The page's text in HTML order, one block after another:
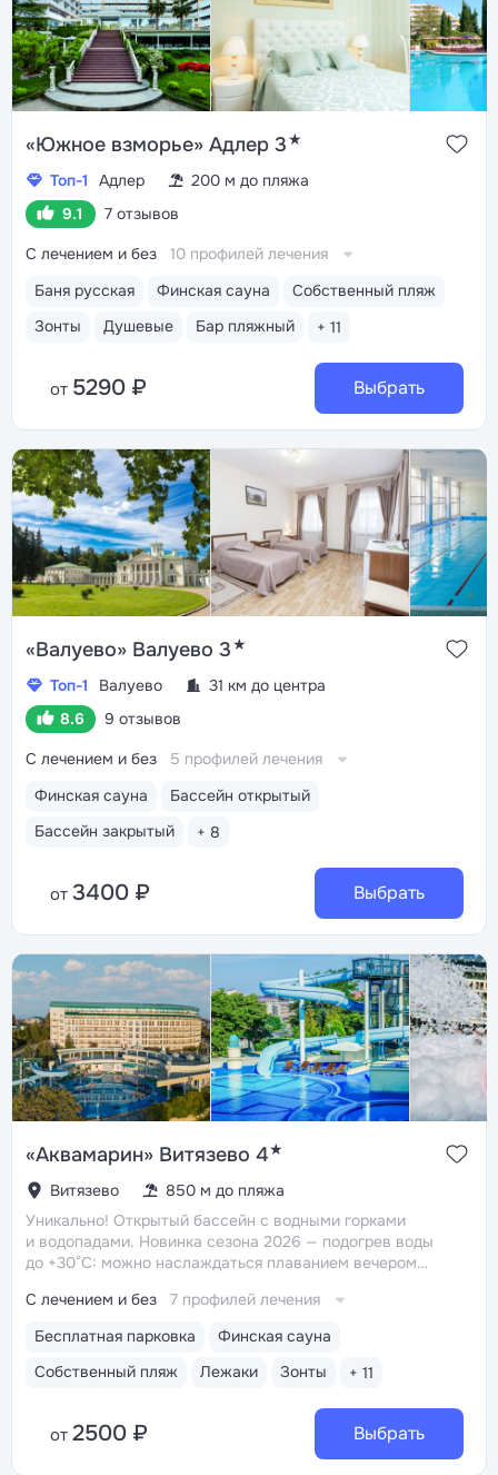
«Южное взморье» Адлер 3★
Топ-1 Адлер
200 м до пляжа
9.1
7 отзывов
Баня русская Финская сауна
Собственный пляж
Зонты
Душевые Бар пляжный + 11
С лечением и без 10 профилей лечения
от 5290 ₽ Выбрать
«Валуево» Валуево 3★
Топ-1 Валуево
31 км до центра
8.6
9 отзывов
Финская сауна
Бассейн открытый
Бассейн закрытый
+ 8
С лечением и без 5 профилей лечения
от 3400 ₽ Выбрать
«Аквамарин» Витязево 4★
Витязево
850 м до пляжа
Уникально! Открытый бассейн с водными горками
и водопадами. Новинка сезона 2026 — подогрев воды
до +30°C: можно наслаждаться плаванием вечером
небом — атмосферное место, где проводятся концерты,
театральные выступления и дискотеки
песчаный пляж с летним кафе, игровыми площадками,
комфортными лежаками, навесами, кабинками
210 кв. м. с безопасной зоной для детей и зоной отдыха
с шезлонгами. Проводится аквааэробика и лечебное
Бесплатная парковка
Финская сауна
Собственный пляж
Лежаки Зонты + 11
С лечением и без 7 профилей лечения
от 2500 ₽ Выбрать